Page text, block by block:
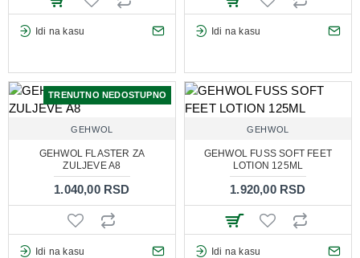
Idi na kasu Idi na kasu
TRENUTNO NEDOSTUPNO
GEHWOL
GEHWOL FLASTER ZA
ZULJEVE A8
1.040,00 RSD
Idi na kasu
GEHWOL
GEHWOL FUSS SOFT FEET
LOTION 125ML
1.920,00 RSD
Idi na kasu